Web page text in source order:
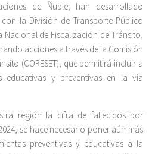
de Ñuble, han desarrollado
la División de Transporte Público
Nacional de Fiscalización de Tránsito,
acciones a través de la Comisión
(CORESET), que permitirá incluir a
educativas y preventivas en la vía
región la cifra de fallecidos por
se hace necesario poner aún más
preventivas y educativas a la